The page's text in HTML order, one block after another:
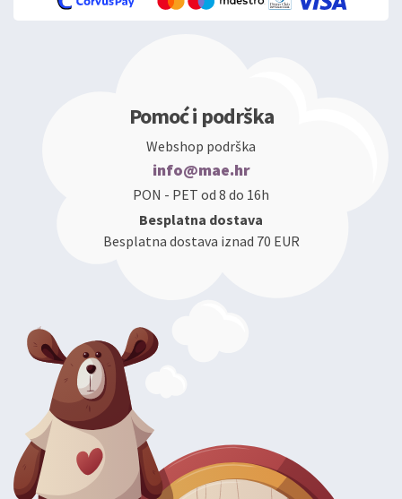
Pomoć i podrška
Webshop podrška
info@mae.hr
PON - PET od 8 do 16h
Besplatna dostava
Besplatna dostava iznad 70 EUR